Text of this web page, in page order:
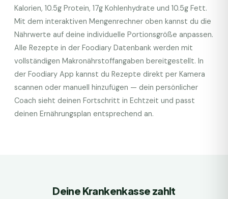
Kalorien, 10.5g Protein, 17g Kohlenhydrate und 10.5g Fett.
Mit dem interaktiven Mengenrechner oben kannst du die
Nährwerte auf deine individuelle Portionsgröße anpassen.
Alle Rezepte in der Foodiary Datenbank werden mit
vollständigen Makronährstoffangaben bereitgestellt. In
der Foodiary App kannst du Rezepte direkt per Kamera
scannen oder manuell hinzufügen — dein persönlicher
Coach sieht deinen Fortschritt in Echtzeit und passt
deinen Ernährungsplan entsprechend an.
Deine Krankenkasse zahlt